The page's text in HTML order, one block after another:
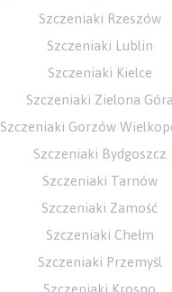
Szczeniaki Rzeszów
Szczeniaki Lublin
Szczeniaki Kielce
Szczeniaki Zielona Góra
Szczeniaki Gorzów
Szczeniaki Bydgoszcz
Szczeniaki Tarnów
Szczeniaki Zamość
Szczeniaki Chełm
Szczeniaki Przemyśl
Szczeniaki Krosno